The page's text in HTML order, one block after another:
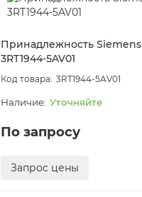
Принадлежность Siemens
3RT1944-5AV01
3RT1944-5AV01
Уточняйте
По запросу
Запрос цены